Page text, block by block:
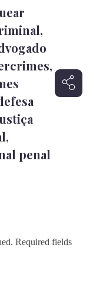
,
,
,
penal
Required fields